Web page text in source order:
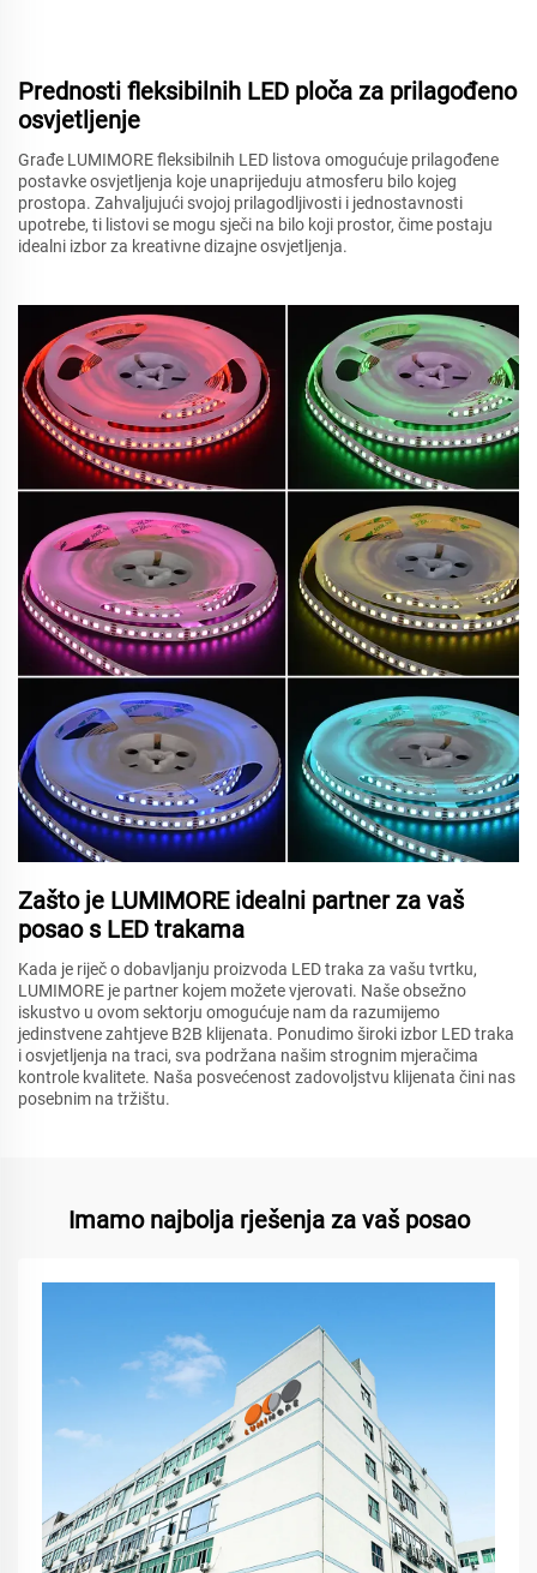
Prednosti fleksibilnih LED ploča za prilagođeno
osvjetljenje
Građe LUMIMORE fleksibilnih LED listova omogućuje prilagođene
postavke osvjetljenja koje unaprijeduju atmosferu bilo kojeg
prostора. Zahvaljujući svojoj prilagodljivosti i jednostavnosti
upotrebe, ti listovi se mogu sječi na bilo koji prostor, čime postaju
idealni izbor za kreativne dizajne osvjetljenja.
Zašto je LUMIMORE idealni partner za vaš
posao s LED trakama
Kada je riječ o dobavljanju proizvoda LED traka za vašu tvrtku,
LUMIMORE je partner kojem možete vjerovati. Naše obsežno
iskustvo u ovom sektorju omogućuje nam da razumijemo
jedinstvene zahtjeve B2B klijenata. Ponudimo široki izbor LED traka
i osvjetljenja na traci, sva podržana našim strognim mjeračima
kontrole kvalitete. Naša posvećenost zadovoljstvu klijenata čini nas
posebnim na tržištu.
Imamo najbolja rješenja za vaš posao